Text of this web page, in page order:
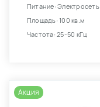
Питание: Электросеть
Площадь: 100 кв.м
Частота: 25-50 кГц
Акция